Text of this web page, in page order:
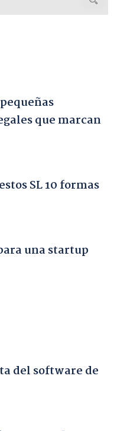
que marcan
SL 10 formas
una startup
del software de